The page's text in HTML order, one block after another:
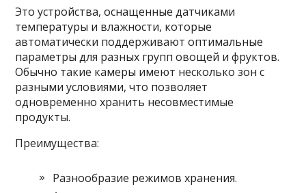
Это устройства, оснащенные датчиками
температуры и влажности, которые
автоматически поддерживают оптимальные
параметры для разных групп овощей и фруктов.
Обычно такие камеры имеют несколько зон с
разными условиями, что позволяет
одновременно хранить несовместимые
продукты.
Преимущества:
Разнообразие режимов хранения.